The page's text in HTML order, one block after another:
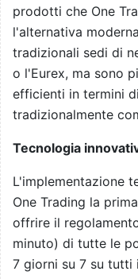
prodotti che One
l'alternativa
tradizionali sedi di
o l'Eurex, ma sono
efficienti in termini
tradizionalmente
Tecnologia
L'implementazione
One Trading la
offrire il
minuto) di tutte le
7 giorni su 7 su tutti